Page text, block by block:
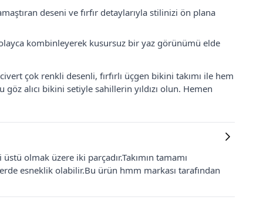
deseni ve fırfır detaylarıyla stilinizi ön plana
kombinleyerek kusursuz bir yaz görünümü elde
çok renkli desenli, fırfırlı üçgen bikini takımı ile hem
alıcı bikini setiyle sahillerin yıldızı olun. Hemen
olmak üzere iki parçadır.Takımın tamamı
esneklik olabilir.Bu ürün hmm markası tarafından